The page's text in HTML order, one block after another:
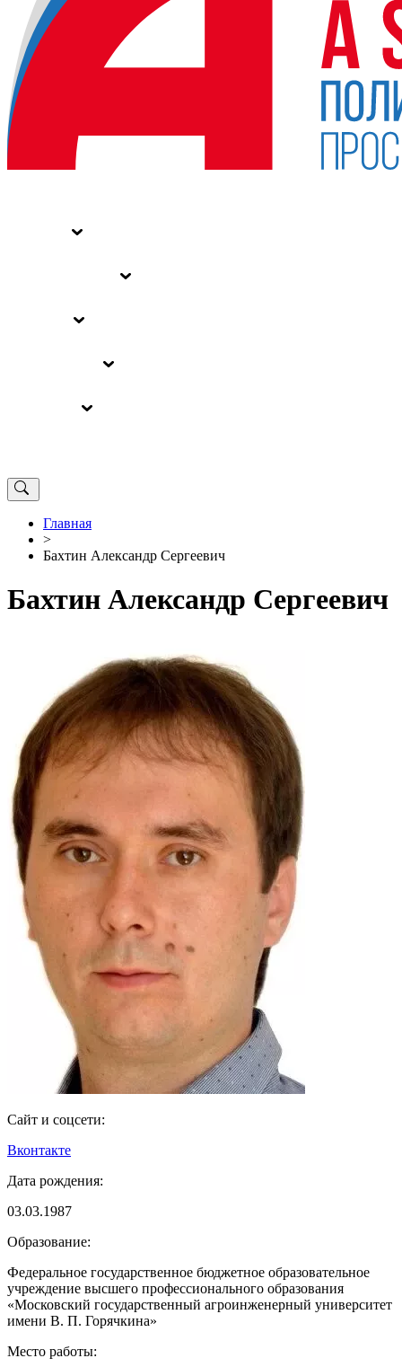
Главная
>
Бахтин Александр Сергеевич
Бахтин Александр Сергеевич
Сайт и соцсети:
Вконтакте
Дата рождения:
03.03.1987
Образование:
Федеральное государственное бюджетное образовательное
учреждение высшего профессионального образования
«Московский государственный агроинженерный университет
имени В. П. Горячкина»
Место работы: